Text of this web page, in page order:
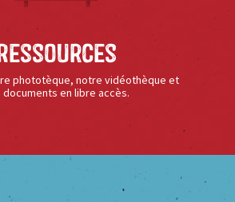
phototèque, notre vidéothèque et
documents en libre accès.